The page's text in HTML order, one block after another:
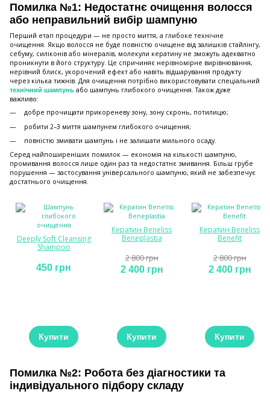
Помилка №1: Недостатнє очищення волосся
або неправильний вибір шампуню
Перший етап процедури — не просто миття, а глибоке технічне
очищення. Якщо волосся не буде повністю очищене від залишків стайлінгу,
себуму, силіконів або мінералів, молекули кератину не зможуть адекватно
проникнути в його структуру. Це спричиняє нерівномірне вирівнювання,
нерівний блиск, укорочений ефект або навіть відшарування продукту
через кілька тижнів. Для очищення потрібно використовувати спеціальний
технічний шампунь або шампунь глибокого очищення. Також дуже
важливо:
добре прочищати прикореневу зону, зону скронь, потилицю;
робити 2–3 миття шампунем глибокого очищення;
повністю змивати шампунь і не залишати мильного осаду.
Серед найпоширеніших помилок — економія на кількості шампуню,
промивання волосся лише один раз та недостатнє змивання. Більш грубе
порушення — застосування універсального шампуню, який не забезпечує
достатнього очищення.
Deeply Soft Cleansing
Shampoo
450 грн
Купити
Кератин Beneliss
Beneplastia
2 800 грн
2 400 грн
Купити
Кератин Beneliss
Benefit
2 800 грн
2 400 грн
Купити
Помилка №2: Робота без діагностики та
індивідуального підбору складу